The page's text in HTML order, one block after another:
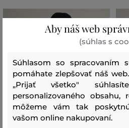
Aby náš web
(súhlas s
Súhlasom so spracovaním
pomáhate zlepšovať náš
„Prijať všetko"
personalizovaného obsahu,
môžeme vám tak
vašom online nakupovaní.